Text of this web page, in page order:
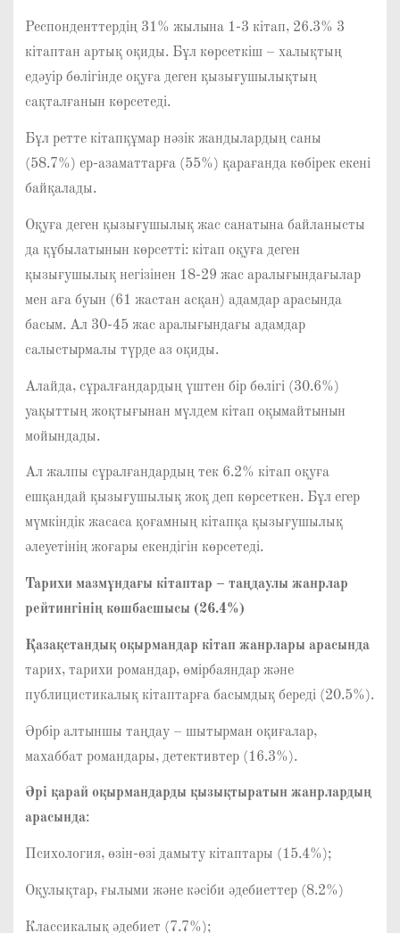
Респонденттердің 31% жылына 1-3 кітап, 26.3% 3
кітаптан артық оқиды. Бұл көрсеткіш – халықтың
едәуір бөлігінде оқуға деген қызығушылықтың
сақталғанын көрсетеді.
Бұл ретте кітапқұмар нәзік жандылардың саны
(58.7%) ер-азаматтарға (55%) қарағанда көбірек екені
байқалады.
Оқуға деген қызығушылық жас санатына байланысты
да құбылатынын көрсетті: кітап оқуға деген
қызығушылық негізінен 18-29 жас аралығындағылар
мен аға буын (61 жастан асқан) адамдар арасында
басым. Ал 30-45 жас аралығындағы адамдар
салыстырмалы түрде аз оқиды.
Алайда, сұралғандардың үштен бір бөлігі (30.6%)
уақыттың жоқтығынан мүлдем кітап оқымайтынын
мойындады.
Ал жалпы сұралғандардың тек 6.2% кітап оқуға
ешқандай қызығушылық жоқ деп көрсеткен. Бұл егер
мүмкіндік жасаса қоғамның кітапқа қызығушылық
әлеуетінің жоғары екендігін көрсетеді.
Тарихи мазмұндағы кітаптар – таңдаулы жанрлар
рейтингінің көшбасшысы (26.4%)
Қазақстандық оқырмандар кітап жанрлары арасында
тарих, тарихи романдар, өмірбаяндар және
публицистикалық кітаптарға басымдық береді (20.5%).
Әрбір алтыншы таңдау – шытырман оқиғалар,
махаббат романдары, детективтер (16.3%).
Әрі қарай оқырмандарды қызықтыратын жанрлардың
арасында:
Психология, өзін-өзі дамыту кітаптары (15.4%);
Оқулықтар, ғылыми және кәсіби әдебиеттер (8.2%)
Классикалық әдебиет (7.7%);